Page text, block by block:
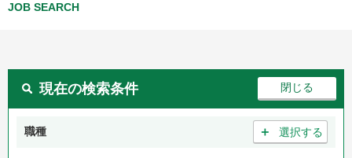
JOB SEARCH
現在の検索条件
職種 ＋ 選択する